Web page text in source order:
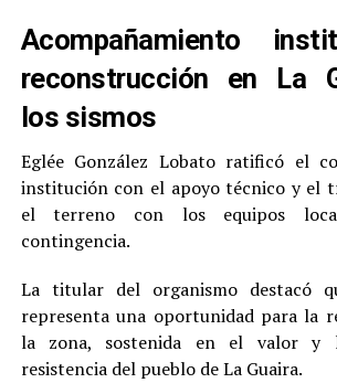
Acompañamiento
reconstrucción en La
los sismos
Eglée González Lobato ratificó el
institución con el apoyo técnico y el
el terreno con los equipos
contingencia.
La titular del organismo destacó
representa una oportunidad para la
la zona, sostenida en el valor y
resistencia del pueblo de La Guaira.